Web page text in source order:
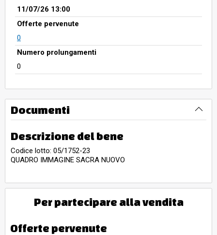
11/07/26 13:00
Offerte pervenute
0
Numero prolungamenti
0
Documenti
Descrizione del bene
Codice lotto: 05/1752-23
QUADRO IMMAGINE SACRA NUOVO
Per partecipare alla vendita
Offerte pervenute